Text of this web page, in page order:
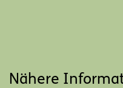
Nähere